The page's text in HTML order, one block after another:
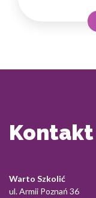
odnoszących
Kontakt
Warto Szkolić
ul. Armii Poznań 36